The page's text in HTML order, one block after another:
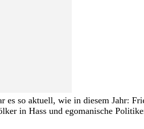
so aktuell, wie in diesem Jahr:
in Hass und egomanische